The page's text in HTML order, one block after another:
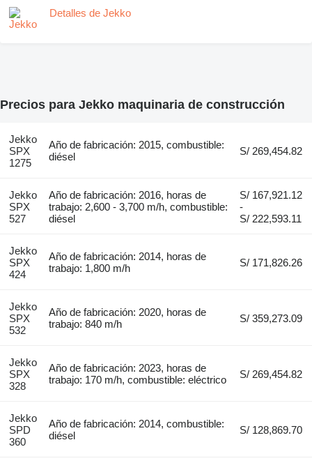
Detalles de Jekko
Precios para Jekko maquinaria de construcción
Jekko
SPX
1275
Año de fabricación: 2015, combustible:
diésel
S/ 269,454.82
Jekko
SPX
527
Año de fabricación: 2016, horas de
trabajo: 2,600 - 3,700 m/h, combustible:
diésel
S/ 167,921.12
-
S/ 222,593.11
Jekko
SPX
424
Año de fabricación: 2014, horas de
trabajo: 1,800 m/h
S/ 171,826.26
Jekko
SPX
532
Año de fabricación: 2020, horas de
trabajo: 840 m/h
S/ 359,273.09
Jekko
SPX
328
Año de fabricación: 2023, horas de
trabajo: 170 m/h, combustible: eléctrico
S/ 269,454.82
Jekko
SPD
360
Año de fabricación: 2014, combustible:
diésel
S/ 128,869.70